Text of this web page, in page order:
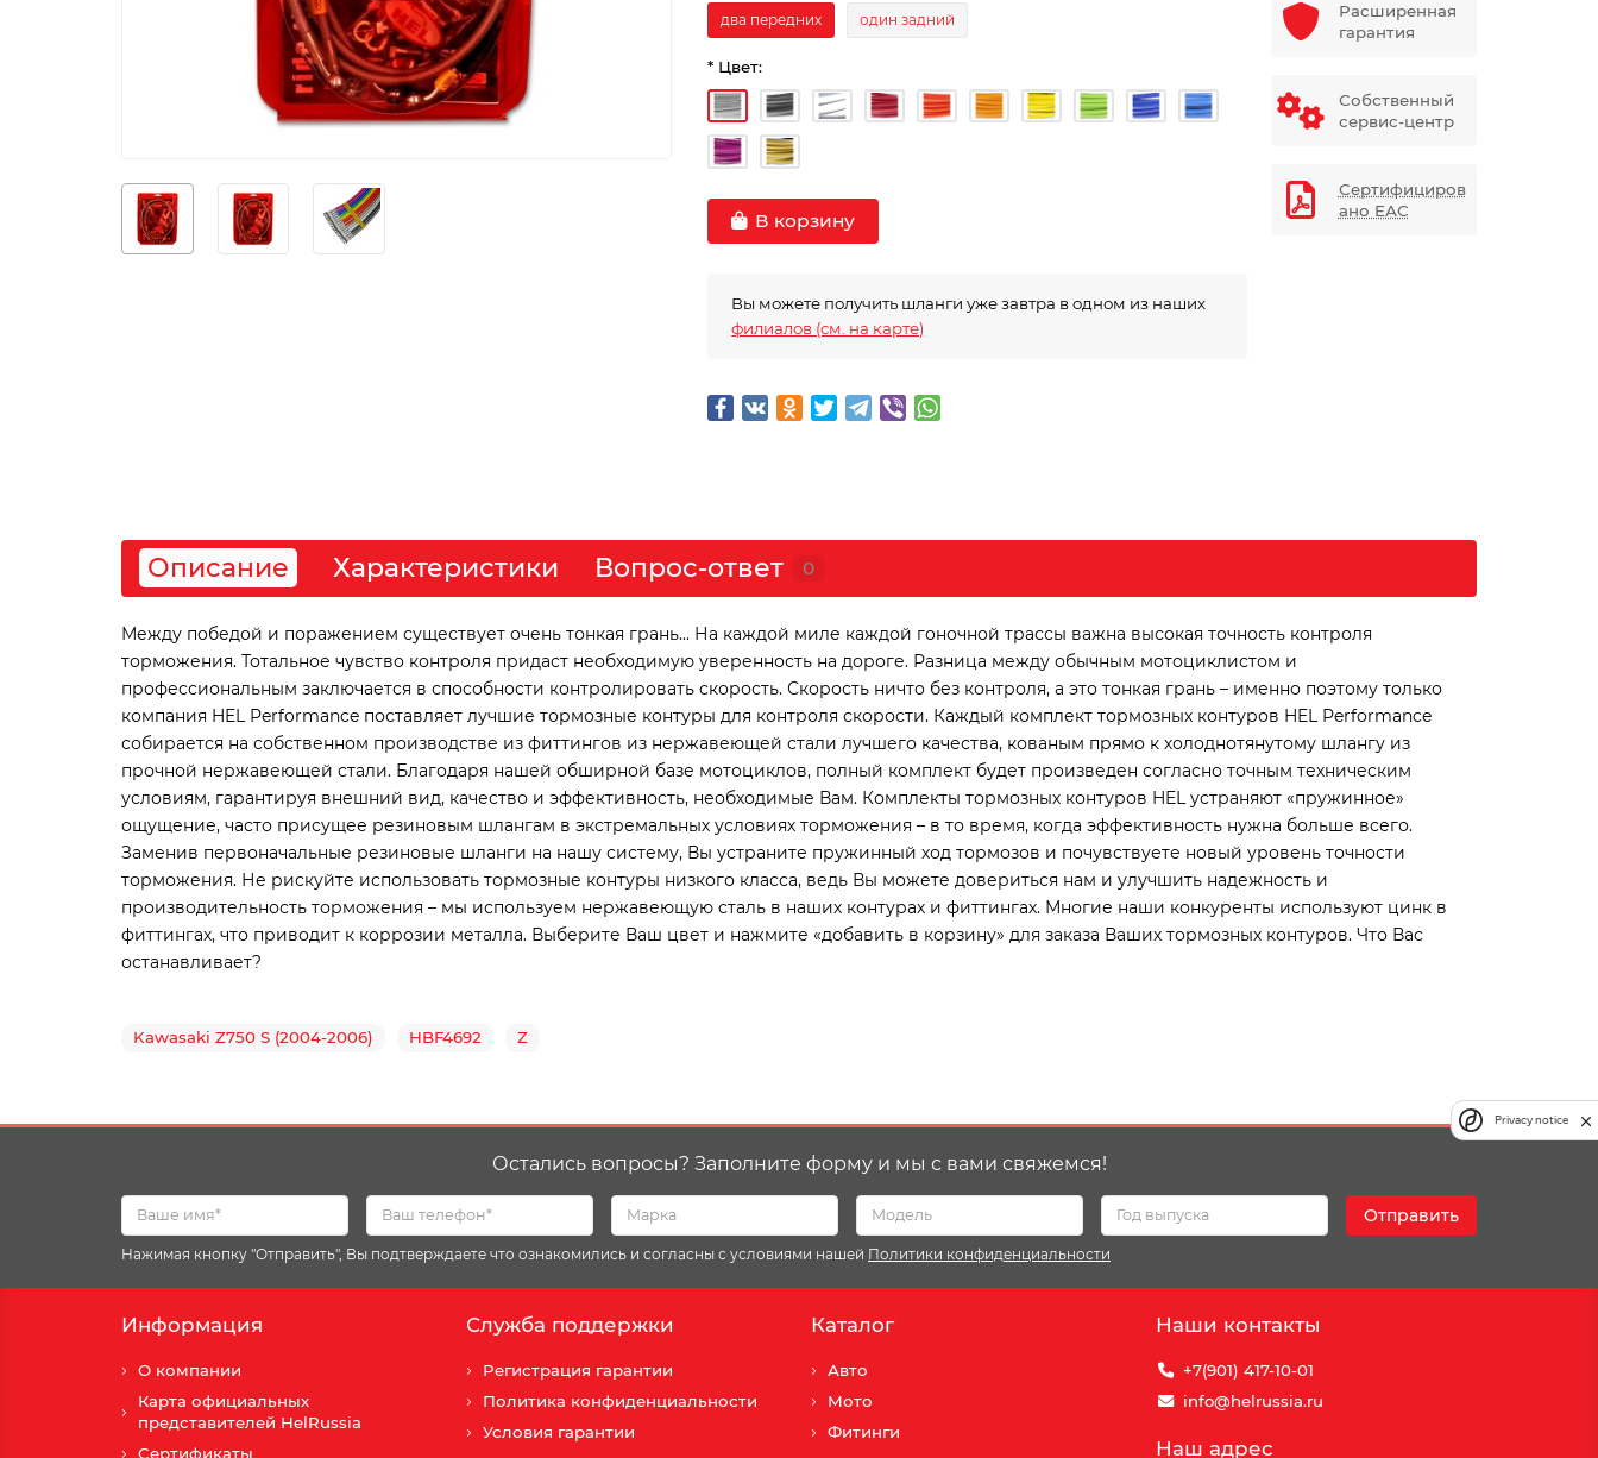
два передних один задний
* Цвет:
В корзину
Вы можете получить шланги уже завтра в одном из наших
филиалов (см. на карте)
Расширенная
гарантия
Собственный
сервис-центр
Сертифициров
ано ЕАС
Описание Характеристики Вопрос-ответ 0
Между победой и поражением существует очень тонкая грань... На каждой миле каждой гоночной трассы важна высокая точность контроля
торможения. Тотальное чувство контроля придаст необходимую уверенность на дороге. Разница между обычным мотоциклистом и
профессиональным заключается в способности контролировать скорость. Скорость ничто без контроля, а это тонкая грань – именно поэтому только
компания HEL Performance поставляет лучшие тормозные контуры для контроля скорости. Каждый комплект тормозных контуров HEL Performance
собирается на собственном производстве из фиттингов из нержавеющей стали лучшего качества, кованым прямо к холоднотянутому шлангу из
прочной нержавеющей стали. Благодаря нашей обширной базе мотоциклов, полный комплект будет произведен согласно точным техническим
условиям, гарантируя внешний вид, качество и эффективность, необходимые Вам. Комплекты тормозных контуров HEL устраняют «пружинное»
ощущение, часто присущее резиновым шлангам в экстремальных условиях торможения – в то время, когда эффективность нужна больше всего.
Заменив первоначальные резиновые шланги на нашу систему, Вы устраните пружинный ход тормозов и почувствуете новый уровень точности
торможения. Не рискуйте использовать тормозные контуры низкого класса, ведь Вы можете довериться нам и улучшить надежность и
производительность торможения – мы используем нержавеющую сталь в наших контурах и фиттингах. Многие наши конкуренты используют цинк в
фиттингах, что приводит к коррозии металла. Выберите Ваш цвет и нажмите «добавить в корзину» для заказа Ваших тормозных контуров. Что Вас
останавливает?
Kawasaki Z750 S (2004-2006) HBF4692 Z
Остались вопросы? Заполните форму и мы с вами свяжемся!
Отправить
Нажимая кнопку "Отправить", Вы подтверждаете что ознакомились и согласны с условиями нашей Политики конфиденциальности
Информация
О компании
Карта официальных
представителей HelRussia
Сертификаты
Служба поддержки
Регистрация гарантии
Политика конфиденциальности
Условия гарантии
Каталог
Авто
Мото
Фитинги
Наши контакты
+7(901) 417-10-01
info@helrussia.ru
Наш адрес
Privacy notice